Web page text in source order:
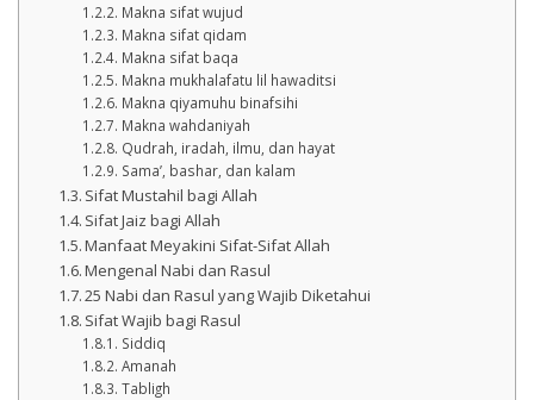
Makna sifat wujud
Makna sifat qidam
Makna sifat baqa
Makna mukhalafatu lil hawaditsi
Makna qiyamuhu binafsihi
Makna wahdaniyah
Qudrah, iradah, ilmu, dan hayat
Sama’, bashar, dan kalam
Sifat Mustahil bagi Allah
Sifat Jaiz bagi Allah
Manfaat Meyakini Sifat-Sifat Allah
Mengenal Nabi dan Rasul
25 Nabi dan Rasul yang Wajib Diketahui
Sifat Wajib bagi Rasul
Siddiq
Amanah
Tabligh